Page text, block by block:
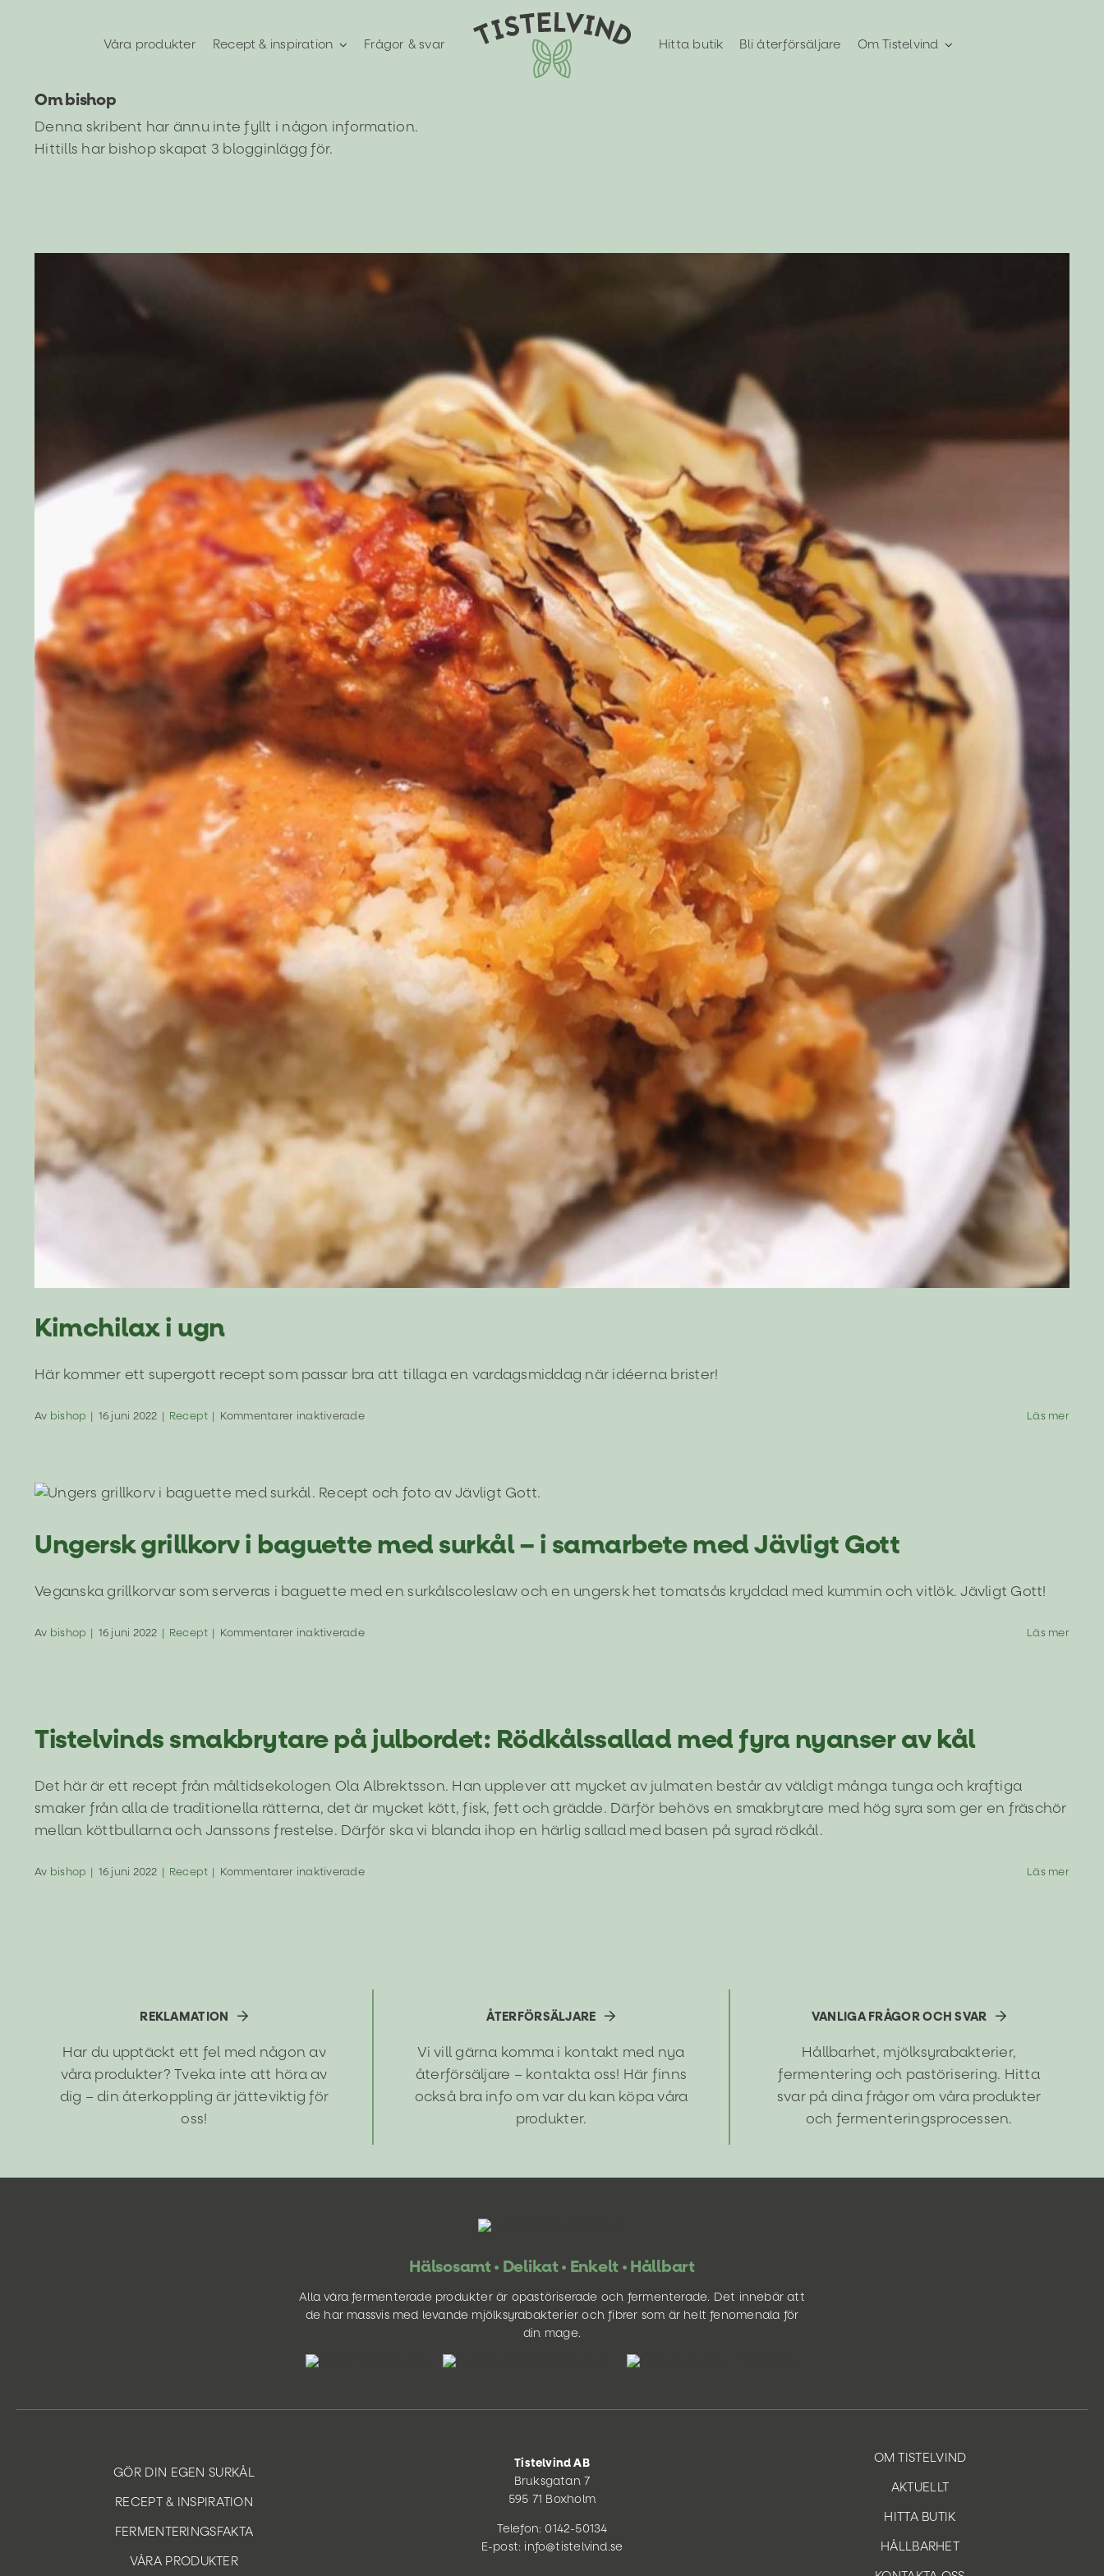
Våra produkter Recept & inspiration Frågor & svar Hitta butik Bli återförsäljare Om Tistelvind
Ombishop
Denna skribent har ännu inte fyllt i någon information.
Hittills har bishop skapat 3 blogginlägg för.
Kimchilax i ugn
Recept
Kimchilax i ugn
Här kommer ett supergott recept som passar bra att tillaga en vardagsmiddag när idéerna brister!
Av bishop | 16 juni 2022 | Recept | Kommentarer inaktiveradeför
Läs mer
Ungersk grillkorv i baguette med surkål – i samarbete med Jävligt Gott
Ungersk grillkorv i baguette med surkål – i samarbete med Jävligt Gott
Veganska grillkorvar som serveras i baguette med en surkålscoleslaw och en ungersk het tomatsås kryddad med kummin och vitlök. Jävligt Gott!
Av bishop | 16 juni 2022 | Recept | Kommentarer inaktiveradeför
surkål
–
samarbete
Jävligt
Gott
Läs mer
Recept
Tistelvinds smakbrytare på julbordet: Rödkålssallad med fyra nyanser av kål
Det här är ett recept från måltidsekologen Ola Albrektsson. Han upplever att mycket av julmaten består av väldigt många tunga och kraftiga
smaker från alla de traditionella rätterna, det är mycket kött, fisk, fett och grädde. Därför behövs en smakbrytare med hög syra som ger en fräschör
mellan köttbullarna och Janssons frestelse. Därför ska vi blanda ihop en härlig sallad med basen på syrad rödkål.
Av bishop | 16 juni 2022 | Recept | Kommentarer inaktiveradeför
Läs mer
REKLAMATION
Har du upptäckt ett fel med någon av
våra produkter? Tveka inte att höra av
dig – din återkoppling är jätteviktig för
oss!
ÅTERFÖRSÄLJARE
Vi vill gärna komma i kontakt med nya
återförsäljare – kontakta oss! Här finns
också bra info om var du kan köpa våra
produkter.
VANLIGA FRÅGOR OCH SVAR
Hållbarhet, mjölksyrabakterier,
fermentering och pastörisering. Hitta
svar på dina frågor om våra produkter
och fermenteringsprocessen.
Hälsosamt • Delikat • Enkelt • Hållbart
Alla våra fermenterade produkter är opastöriserade och fermenterade. Det innebär att
de har massvis med levande mjölksyrabakterier och fibrer som är helt fenomenala för
din mage.
GÖR DIN EGEN SURKÅL
RECEPT & INSPIRATION
FERMENTERINGSFAKTA
VÅRA PRODUKTER
Tistelvind AB
Bruksgatan 7
595 71 Boxholm
Telefon: 0142-50134
E-post: info@tistelvind.se
OM TISTELVIND
AKTUELLT
HITTA BUTIK
HÅLLBARHET